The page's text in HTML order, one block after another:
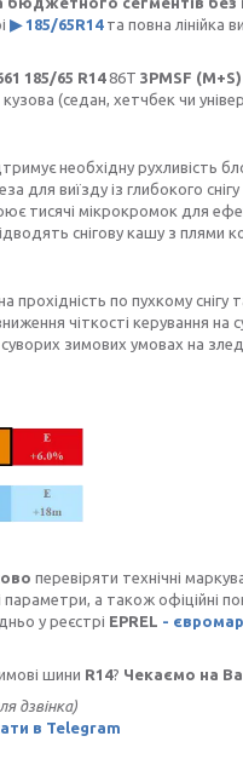
▶ 185/65R14та повна лінійка
185/65 R1486T 3PMSF (M+S)
(седан, хетчбек чи
необхідну рухливість
для виїзду із глибокого
тисячі мікрокромок для
снігову кашу з плями
прохідність по пухкому снігу
чіткості керування на
суворих зимових умовах на
перевіряти технічні
параметри, а також офіційні
у реєстрі EPREL -
шини R14? Чекаємо на
дзвінка)
в Telegram